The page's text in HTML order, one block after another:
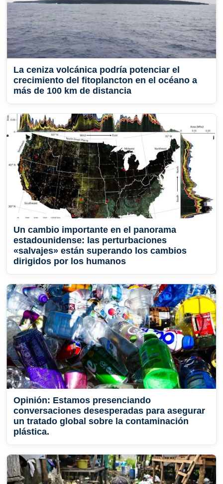
La ceniza volcánica podría potenciar el
crecimiento del fitoplancton en el océano a
más de 100 km de distancia
Un cambio importante en el panorama
estadounidense: las perturbaciones
«salvajes» están superando los cambios
dirigidos por los humanos
Opinión: Estamos presenciando
conversaciones desesperadas para asegurar
un tratado global sobre la contaminación
plástica.